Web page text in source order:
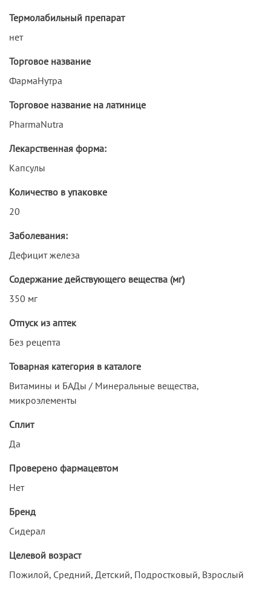
Термолабильный препарат
нет
Торговое название
ФармаНутра
Торговое название на латинице
PharmaNutra
Лекарственная форма:
Капсулы
Количество в упаковке
20
Заболевания:
Дефицит железа
Содержание действующего вещества (мг)
350 мг
Отпуск из аптек
Без рецепта
Товарная категория в каталоге
Витамины и БАДы / Минеральные вещества,
микроэлементы
Сплит
Да
Проверено фармацевтом
Нет
Бренд
Сидерал
Целевой возраст
Пожилой, Средний, Детский, Подростковый, Взрослый